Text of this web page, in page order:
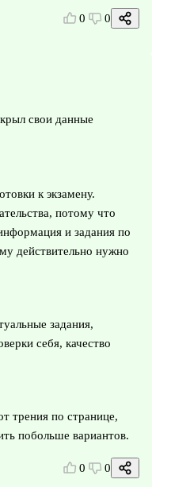
0 0
свои данные
к экзамену.
потому что
и задания по
действительно нужно
задания,
себя, качество
трения по странице,
побольше вариантов.
0 0